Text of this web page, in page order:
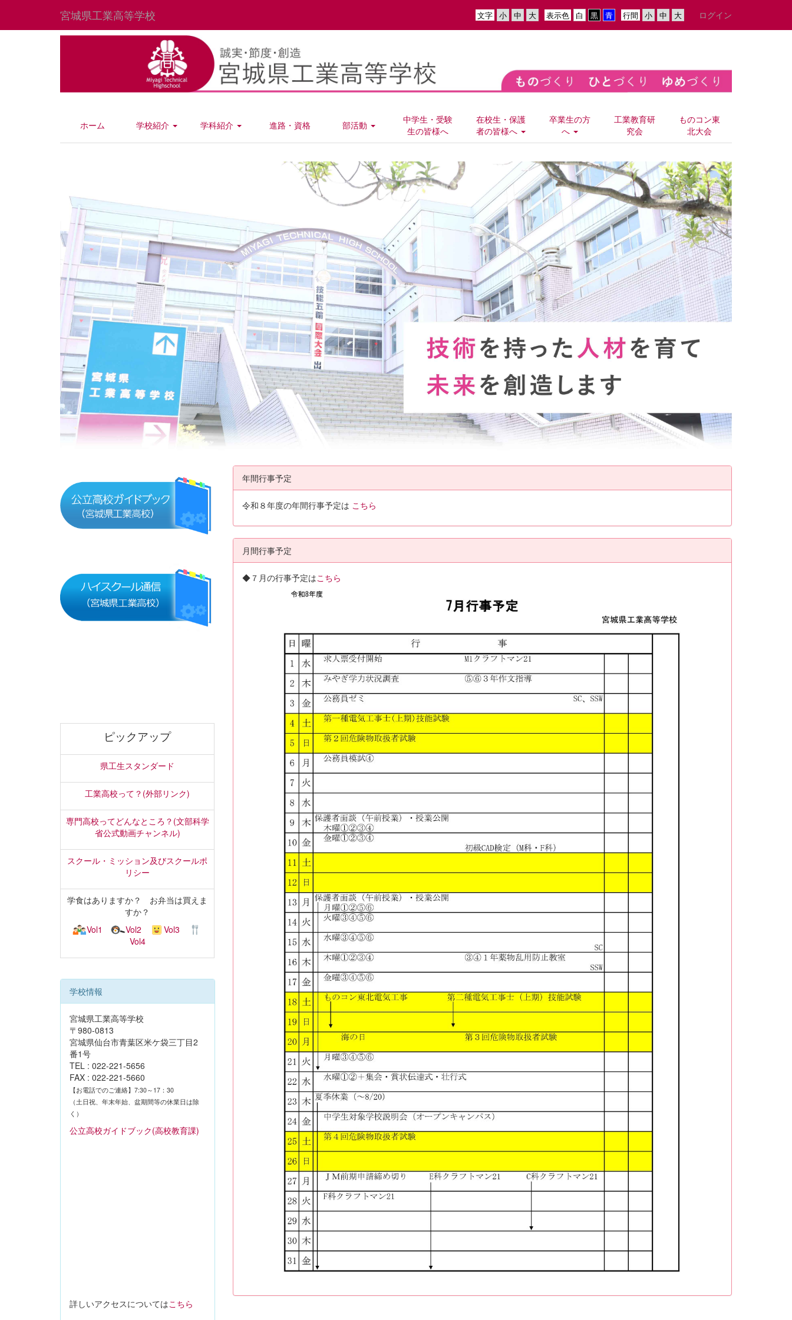
宮城県工業高等学校 行間
表示色
文字 ログイン
ホーム 学校紹介 学科紹介 進路・資格 部活動
中学生・受験
生の皆様へ
在校生・保護
者の皆様へ
卒業生の方
へ
工業教育研
究会
ものコン東
北大会
年間行事予定
令和８年度の年間行事予定は こちら
月間行事予定
◆７月の行事予定はこちら
ピックアップ
県工生スタンダード
工業高校って？(外部リンク)
専門高校ってどんなところ？(文部科学
省公式動画チャンネル)
スクール・ミッション及びスクールポ
リシー
学食はありますか？ お弁当は買えま
すか？
Vol1
Vol2
Vol3
Vol4
学校情報
宮城県工業高等学校
〒980-0813
宮城県仙台市青葉区米ケ袋三丁目2
番1号
TEL : 022-221-5656
FAX : 022-221-5660
【お電話でのご連絡】7:30～17：30
（土日祝、年末年始、盆期間等の休業日は除
く）
公立高校ガイドブック(高校教育課)
詳しいアクセスについてはこちら